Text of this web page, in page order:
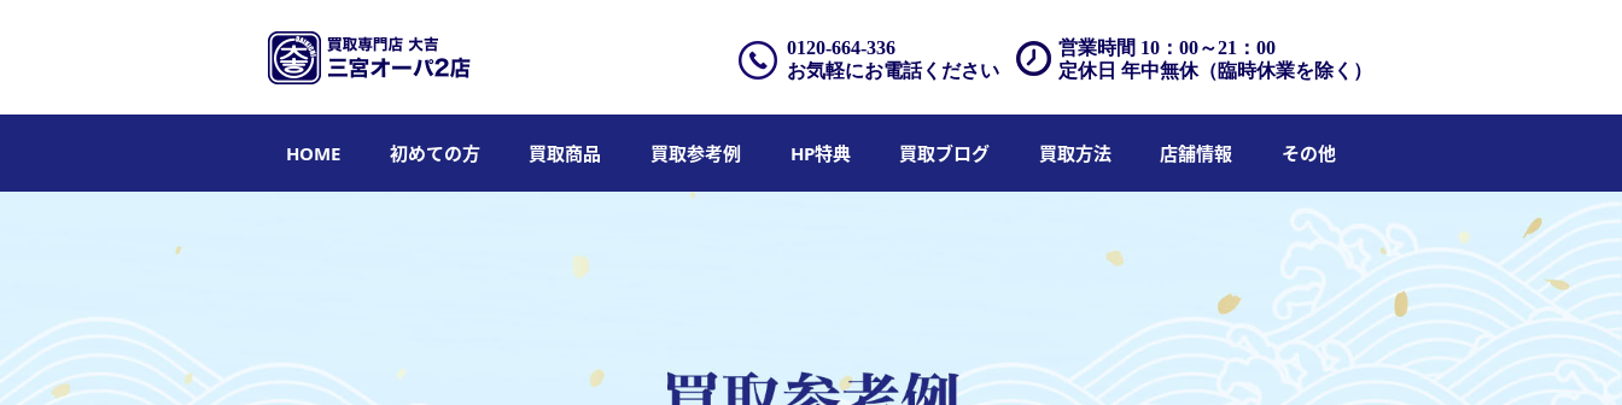
営業時間 10：00～21：00
定休日 年中無休（臨時休業を除く）
0120-664-336
お気軽にお電話ください
HOME 初めての方 買取商品 買取参考例 HP特典 買取ブログ 買取方法 店舗情報 その他